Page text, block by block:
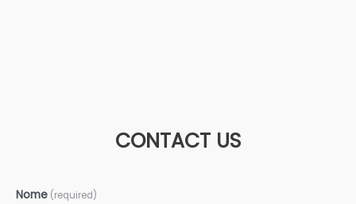
CONTACT US
Nome (required)